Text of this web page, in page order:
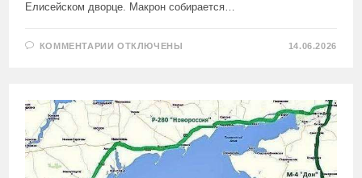
Елисейском дворце. Макрон собирается…
КОММЕНТАРИИ К
ОБЪЯВЛЕНИЕ
ВОЙНЫ
РОССИИ»
ОТКЛЮЧЕНЫ 14.06.2026